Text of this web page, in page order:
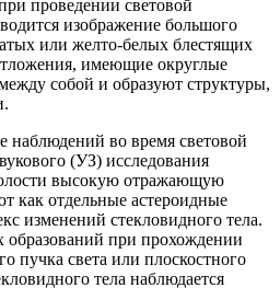
проведении световой
изображение большого
или желто-белых блестящих
имеющие округлые
собой и образуют структуры,
наблюдений во время световой
(УЗ) исследования
высокую отражающую
как отдельные астероидные
изменений стекловидного тела.
образований при прохождении
пучка света или плоскостного
тела наблюдается